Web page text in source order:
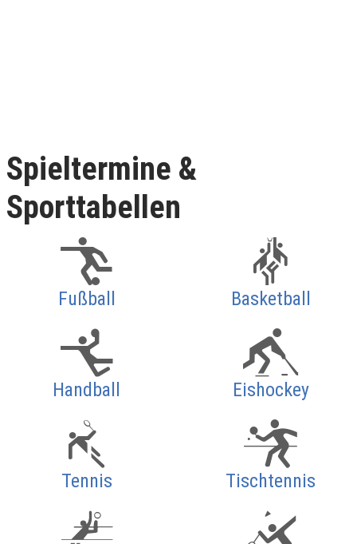
Spieltermine &
Sporttabellen
Fußball Basketball
Handball Eishockey
Tennis Tischtennis